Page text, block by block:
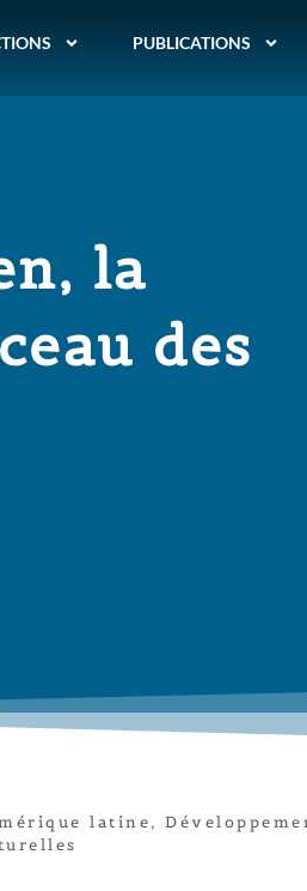
PUBLICATIONS
la
des
latine,